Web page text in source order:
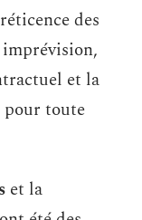
des
et la
pour toute
et la